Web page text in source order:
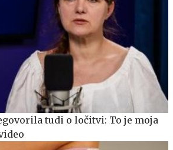
tudi o ločitvi: To je moja